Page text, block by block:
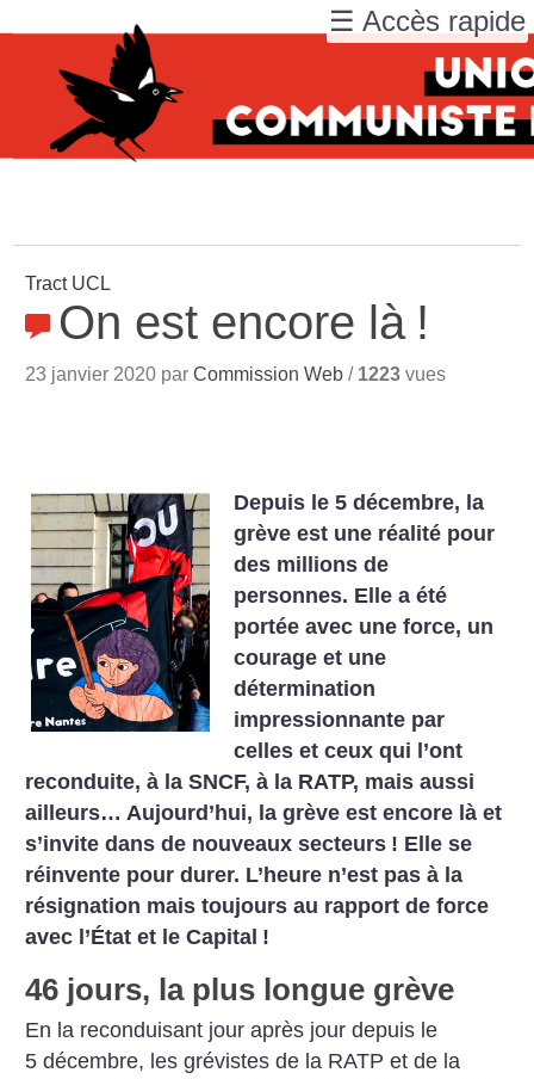
Tract UCL
On est encore là !
23 janvier 2020 parCommission Web / 1223 vues
Depuis le 5 décembre, la
grève est une réalité pour
des millions de
personnes. Elle a été
portée avec une force, un
courage et une
détermination
impressionnante par
celles et ceux qui l’ont
reconduite, à la SNCF, à la RATP, mais aussi
ailleurs… Aujourd’hui, la grève est encore là et
s’invite dans de nouveaux secteurs ! Elle se
réinvente pour durer. L’heure n’est pas à la
résignation mais toujours au rapport de force
avec l’État et le Capital !
46 jours, la plus longue grève
En la reconduisant jour après jour depuis le
5 décembre, les grévistes de la RATP et de la
☰ Accès rapide